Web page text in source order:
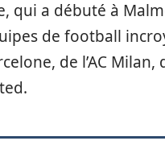
qui a débuté à
de football
de l’AC